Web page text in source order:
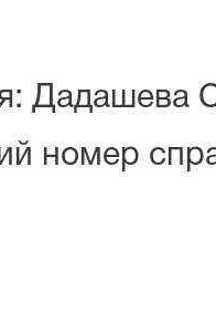
Дадашева
номер